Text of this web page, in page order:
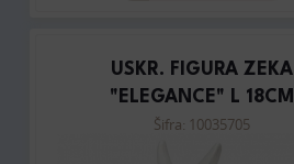
USKR. FIGURA ZEKA
"ELEGANCE" L 18CM
Šifra: 10035705